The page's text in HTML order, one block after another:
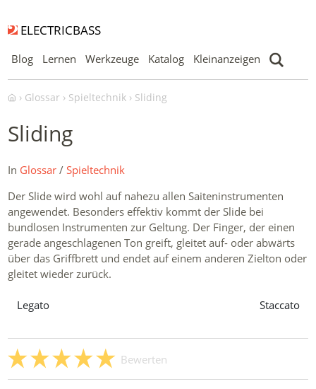
ELECTRICBASS
Blog Lernen Werkzeuge Katalog Kleinanzeigen
Glossar Spieltechnik Sliding
Sliding
In Glossar /Spieltechnik
Der Slide wird wohl auf nahezu allen Saiteninstrumenten
angewendet. Besonders effektiv kommt der Slide bei
bundlosen Instrumenten zur Geltung. Der Finger, der einen
gerade angeschlagenen Ton greift, gleitet auf- oder abwärts
über das Griffbrett und endet auf einem anderen Zielton oder
gleitet wieder zurück.
Staccato
Legato
Bewerten